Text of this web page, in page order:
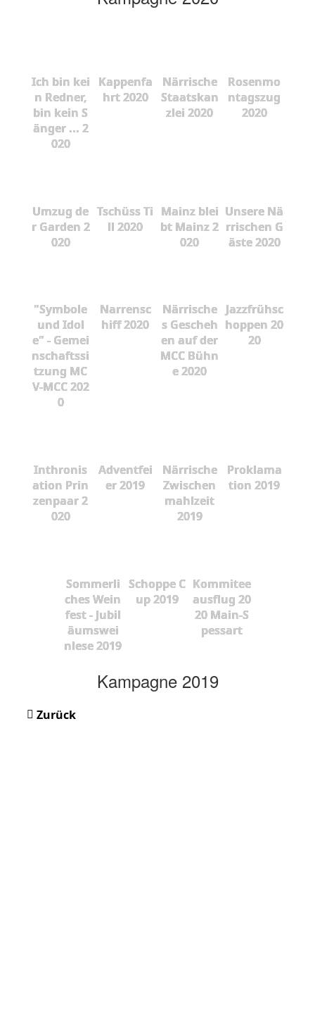
Ich bin kei
n Redner,
bin kein S
änger ... 2
020
Kappenfa
hrt 2020
Närrische
Staatskan
zlei 2020
Rosenmo
ntagszug
2020
Umzug de
r Garden 2
020
Tschüss Ti
ll 2020
Mainz blei
bt Mainz 2
020
Unsere Nä
rrischen G
äste 2020
"Symbole
und Idol
e" - Gemei
nschaftssi
tzung MC
V-MCC 202
0
Narrensc
hiff 2020
Närrische
s Gescheh
en auf der
MCC Bühn
e 2020
Jazzfrühsc
hoppen 20
20
Inthronis
ation Prin
zenpaar 2
020
Adventfei
er 2019
Närrische
Zwischen
mahlzeit
2019
Proklama
tion 2019
Sommerli
ches Wein
fest - Jubil
äumswei
nlese 2019
Schoppe C
up 2019
Kommitee
ausflug 20
20 Main-S
pessart
Kampagne 2019
Zurück